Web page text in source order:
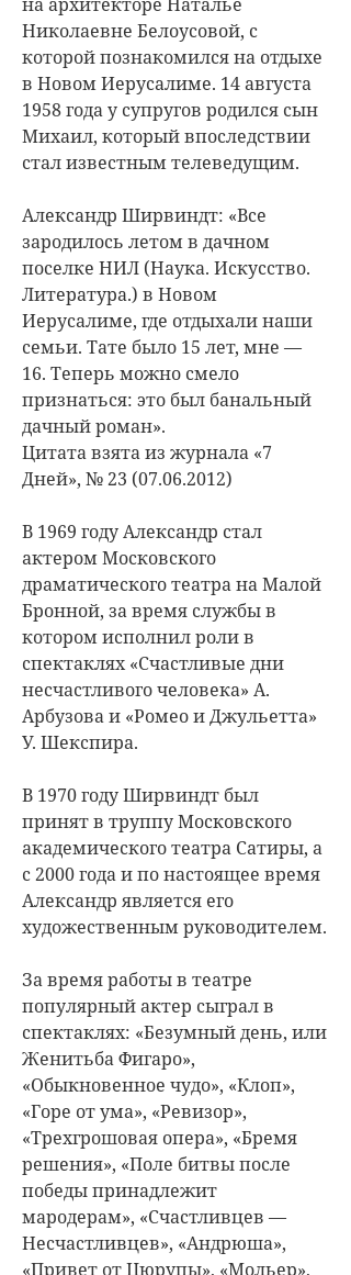
Николаевне Белоусовой, с
которой познакомился на отдыхе
в Новом Иерусалиме. 14 августа
1958 года у супругов родился сын
Михаил, который впоследствии
стал известным телеведущим.
Александр Ширвиндт: «Все
зародилось летом в дачном
поселке НИЛ (Наука. Искусство.
Литература.) в Новом
Иерусалиме, где отдыхали наши
семьи. Тате было 15 лет, мне —
16. Теперь можно смело
признаться: это был банальный
дачный роман».
Цитата взята из журнала «7
Дней», № 23 (07.06.2012)
В 1969 году Александр стал
актером Московского
драматического театра на Малой
Бронной, за время службы в
котором исполнил роли в
спектаклях «Счастливые дни
несчастливого человека» А.
Арбузова и «Ромео и Джульетта»
У. Шекспира.
В 1970 году Ширвиндт был
принят в труппу Московского
академического театра Сатиры, а
с 2000 года и по настоящее время
Александр является его
художественным руководителем.
За время работы в театре
популярный актер сыграл в
спектаклях: «Безумный день, или
Женитьба Фигаро»,
«Обыкновенное чудо», «Клоп»,
«Горе от ума», «Ревизор»,
«Трехгрошовая опера», «Бремя
решения», «Поле битвы после
победы принадлежит
мародерам», «Счастливцев —
Несчастливцев», «Андрюша»,
«Привет от Цюрупы», «Мольер»,